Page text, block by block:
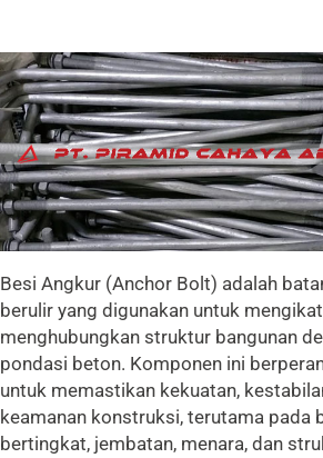
Besi Angkur (Anchor Bolt) adalah
berulir yang digunakan untuk
menghubungkan struktur bangunan
pondasi beton. Komponen ini
untuk memastikan kekuatan,
keamanan konstruksi, terutama pada
bertingkat, jembatan, menara, dan